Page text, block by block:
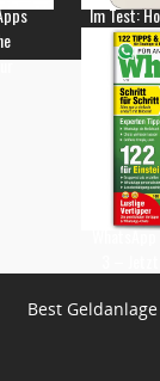
Im Test:
Best Geldanlage